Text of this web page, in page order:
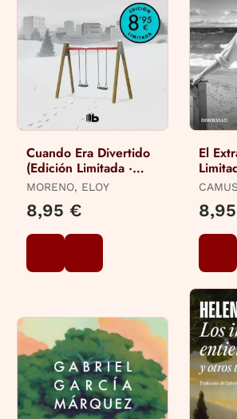
Cuando Era Divertido
(Edición Limitada ·
Verano)
MORENO, ELOY
8,95 €
El